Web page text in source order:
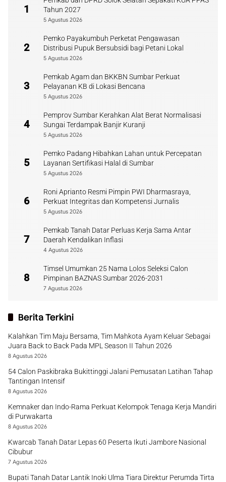
1
Tahun 2027
5 Agustus 2026
2
Pemko Payakumbuh Perketat Pengawasan
Distribusi Pupuk Bersubsidi bagi Petani Lokal
5 Agustus 2026
3
Pemkab Agam dan BKKBN Sumbar Perkuat
Pelayanan KB di Lokasi Bencana
5 Agustus 2026
4
Pemprov Sumbar Kerahkan Alat Berat Normalisasi
Sungai Terdampak Banjir Kuranji
5 Agustus 2026
5
Pemko Padang Hibahkan Lahan untuk Percepatan
Layanan Sertifikasi Halal di Sumbar
5 Agustus 2026
6
Roni Aprianto Resmi Pimpin PWI Dharmasraya,
Perkuat Integritas dan Kompetensi Jurnalis
5 Agustus 2026
7
Pemkab Tanah Datar Perluas Kerja Sama Antar
Daerah Kendalikan Inflasi
4 Agustus 2026
8
Timsel Umumkan 25 Nama Lolos Seleksi Calon
Pimpinan BAZNAS Sumbar 2026-2031
7 Agustus 2026
Berita Terkini
Kalahkan Tim Maju Bersama, Tim Mahkota Ayam Keluar Sebagai
Juara Back to Back Pada MPL Season II Tahun 2026
8 Agustus 2026
54 Calon Paskibraka Bukittinggi Jalani Pemusatan Latihan Tahap
Tantingan Intensif
8 Agustus 2026
Kemnaker dan Indo-Rama Perkuat Kelompok Tenaga Kerja Mandiri
di Purwakarta
8 Agustus 2026
Kwarcab Tanah Datar Lepas 60 Peserta Ikuti Jambore Nasional
Cibubur
7 Agustus 2026
Bupati Tanah Datar Lantik Inoki Ulma Tiara Direktur Perumda Tirta